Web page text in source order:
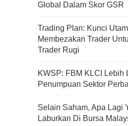
Global Dalam Skor GSR
Trading Plan: Kunci
Membezakan Trader
Trader Rugi
KWSP: FBM KLCI Lebih
Penumpuan Sektor
Selain Saham, Apa Lagi
Laburkan Di Bursa